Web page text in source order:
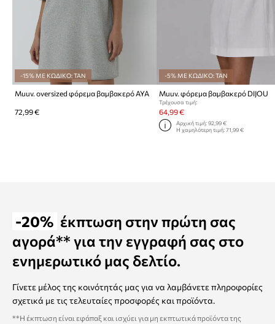
-15% ΜΕ ΚΩΔΙΚΟ: TAN
Muuv. oversized φόρεμα βαμβακερό AYA
72,99 €
-5% ΜΕ ΚΩΔΙΚΟ: TAN
Muuv. φόρεμα βαμβακερό DIJOU
Τρέχουσα τιμή:
64,99 €
Αρχική τιμή: 92,99 €
Η χαμηλότερη τιμή: 71,99 €
-20% έκπτωση στην πρώτη σας
αγορά** για την εγγραφή σας στο
ενημερωτικό μας δελτίο.
Γίνετε μέλος της κοινότητάς μας για να λαμβάνετε πληροφορίες
σχετικά με τις τελευταίες προσφορές και προϊόντα.
**Η έκπτωση είναι εφάπαξ και ισχύει για μη εκπτωτικά προϊόντα της